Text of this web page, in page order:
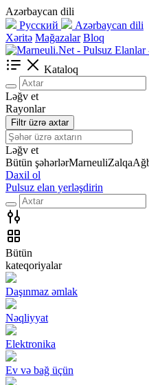
Azərbaycan dili
Русский
Azərbaycan dili
Xəritə Mağazalar Bloq
Kataloq
Ləğv et
Rayonlar
Filtr üzrə axtar
Ləğv et
Bütün şəhərlərMarneuliZalqa
Daxil ol
Pulsuz elan yerləşdirin
Bütün
kateqoriyalar
Daşınmaz əmlak
Nəqliyyat
Elektronika
Ev və bağ üçün